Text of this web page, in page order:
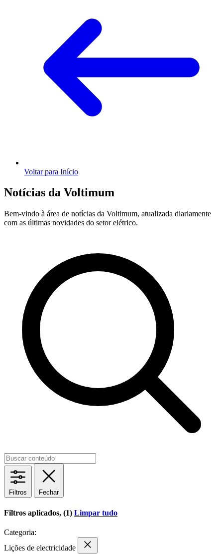
Voltar para Início
Notícias da Voltimum
Bem-vindo à área de notícias da Voltimum, atualizada diariamente
com as últimas novidades do setor elétrico.
Filtros Fechar
Filtros aplicados, (1) Limpar tudo
Categoria:
Lições de electricidade